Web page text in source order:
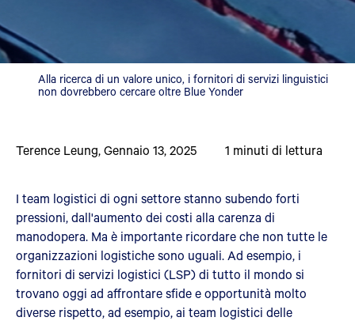
Alla ricerca di un valore unico, i fornitori di servizi linguistici
non dovrebbero cercare oltre Blue Yonder
Terence Leung,Gennaio 13, 2025 1 minuti di lettura
I team logistici di ogni settore stanno subendo forti
pressioni, dall'aumento dei costi alla carenza di
manodopera. Ma è importante ricordare che non tutte le
organizzazioni logistiche sono uguali. Ad esempio, i
fornitori di servizi logistici (LSP) di tutto il mondo si
trovano oggi ad affrontare sfide e opportunità molto
diverse rispetto, ad esempio, ai team logistici delle